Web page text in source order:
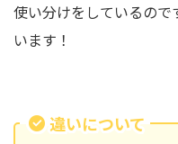
使い分けをしているので
います！
違いについて